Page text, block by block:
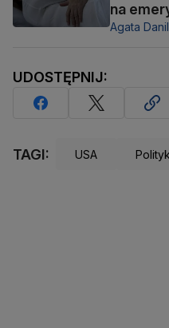
na
Agata
UDOSTĘPNIJ:
TAGI: USA